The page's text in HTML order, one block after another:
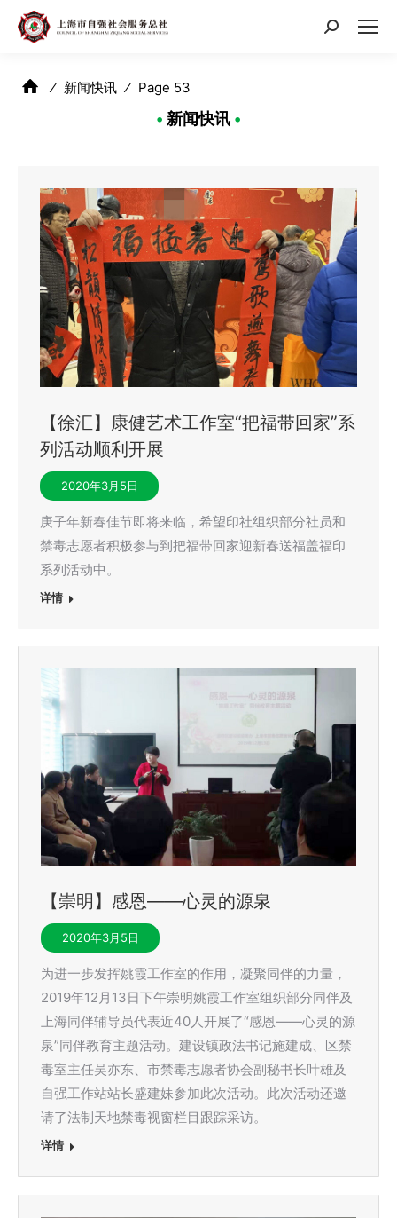
搜
⁄ 新闻快讯 ⁄ Page 53
• 新闻快讯 •
【徐汇】康健艺术工作室“把福带回家”系
列活动顺利开展
2020年3月5日
庚子年新春佳节即将来临，希望印社组织部分社员和
禁毒志愿者积极参与到把福带回家迎新春送福盖福印
系列活动中。
详情
【崇明】感恩——心灵的源泉
2020年3月5日
为进一步发挥姚霞工作室的作用，凝聚同伴的力量，
2019年12月13日下午崇明姚霞工作室组织部分同伴及
上海同伴辅导员代表近40人开展了“感恩——心灵的源
泉”同伴教育主题活动。建设镇政法书记施建成、区禁
毒室主任吴亦东、市禁毒志愿者协会副秘书长叶雄及
自强工作站站长盛建妹参加此次活动。此次活动还邀
请了法制天地禁毒视窗栏目跟踪采访。
详情